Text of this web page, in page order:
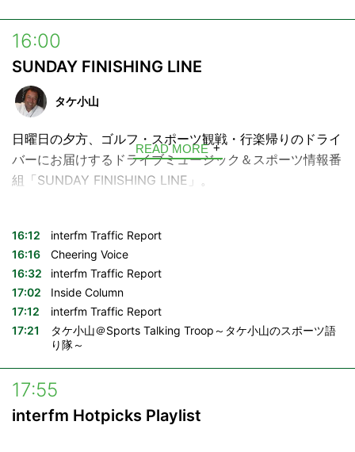
そして今なお色あせない、その生きざまを言葉で旅する4
分の物語「Voyage」。
少し乾きかけたあなたの心に、好奇心という名の水分補
給。今日のあなたへinterfmから言葉の贈り物です。
---
月曜日～木曜日 17:27 / 18:27
土曜日 10:55 / 13:55 / 17:40
日曜日 10:55 / 15:55
構成：飯村聖美
16:00
SUNDAY FINISHING LINE
タケ小山
日曜日の夕方、ゴルフ・スポーツ観戦・行楽帰りのドライ
バーにお届けするドライブミュージック＆スポーツ情報番
組「SUNDAY FINISHING LINE」。
タケ小山。渋滞にハマってイライラしながらハンドルを握
っているアナタに、週末開催のスポーツのビッグゲームの
結果や状況を痛快で過激なおしゃべり、車内を快適にする
ドライブミュージックと共にお届けします。
READ MORE
16:12
interfm Traffic Report
16:16
Cheering Voice
16:32
interfm Traffic Report
17:02
Inside Column
17:12
interfm Traffic Report
17:21
タケ小山＠Sports Talking Troop～タケ小山のスポーツ語
り隊～
17:55
interfm Hotpicks Playlist